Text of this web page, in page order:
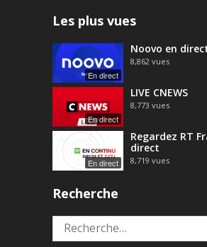
Les plus vues
En direct
Noovo en
8,862 vues
En direct
LIVE CNEWS
8,773 vues
En direct
Regardez RT
direct
8,719 vues
Recherche
Rechercher :